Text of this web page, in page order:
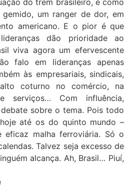
um ranger de dor, em
americano. E o pior é que
dão prioridade ao
viva agora um efervescente
falo em lideranças apenas
às empresariais, sindicais,
coturno no comércio, na
serviços… Com influência,
sobre o tema. Pois todo
até os do quinto mundo –
eficaz malha ferroviária. Só o
Talvez seja excesso de
alcança. Ah, Brasil… Piuí,